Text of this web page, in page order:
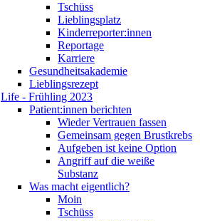
Tschüss
Lieblingsplatz
Kinderreporter:innen
Reportage
Karriere
Gesundheitsakademie
Lieblingsrezept
Life - Frühling 2023
Patient:innen berichten
Wieder Vertrauen fassen
Gemeinsam gegen Brustkrebs
Aufgeben ist keine Option
Angriff auf die weiße
Substanz
Was macht eigentlich?
Moin
Tschüss